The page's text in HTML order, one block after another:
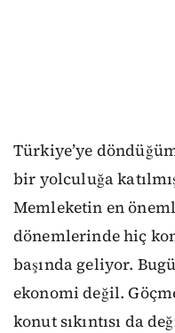
Türkiye’ye
bir yolculuğa
Memleketin en
dönemlerinde hiç
başında geliyor.
ekonomi değil.
konut sıkıntısı da